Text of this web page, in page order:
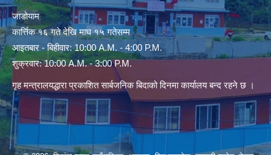
जाडोयाम
कार्त्तिक १६ गते देखि माघ १५ गतेसम्म
आइतबार - बिहीवार: 10:00 A.M. - 4:00 P.M.
शुक्रवार: 10:00 A.M. - 3:00 P.M.
गृह मन्त्रालयद्धारा प्रकाशित सार्बजनिक बिदाको दिनमा कार्यालय बन्द रहने छ ।